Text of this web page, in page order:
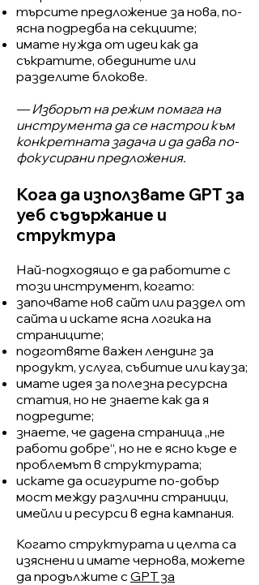
търсите предложение за нова, по-
ясна подредба на секциите;
имате нужда от идеи как да
съкратите, обедините или
разделите блокове.
— Изборът на режим помага на
инструмента да се настрои към
конкретната задача и да дава по-
фокусирани предложения.
Кога да използвате GPT за
уеб съдържание и
структура
Най-подходящо е да работите с
този инструмент, когато:
започвате нов сайт или раздел от
сайта и искате ясна логика на
страниците;
подготвяте важен лендинг за
продукт, услуга, събитие или кауза;
имате идея за полезна ресурсна
статия, но не знаете как да я
подредите;
знаете, че дадена страница „не
работи добре“, но не е ясно къде е
проблемът в структурата;
искате да осигурите по-добър
мост между различни страници,
имейли и ресурси в една кампания.
Когато структурата и целта са
изяснени и имате чернова, можете
да продължите с GPT за